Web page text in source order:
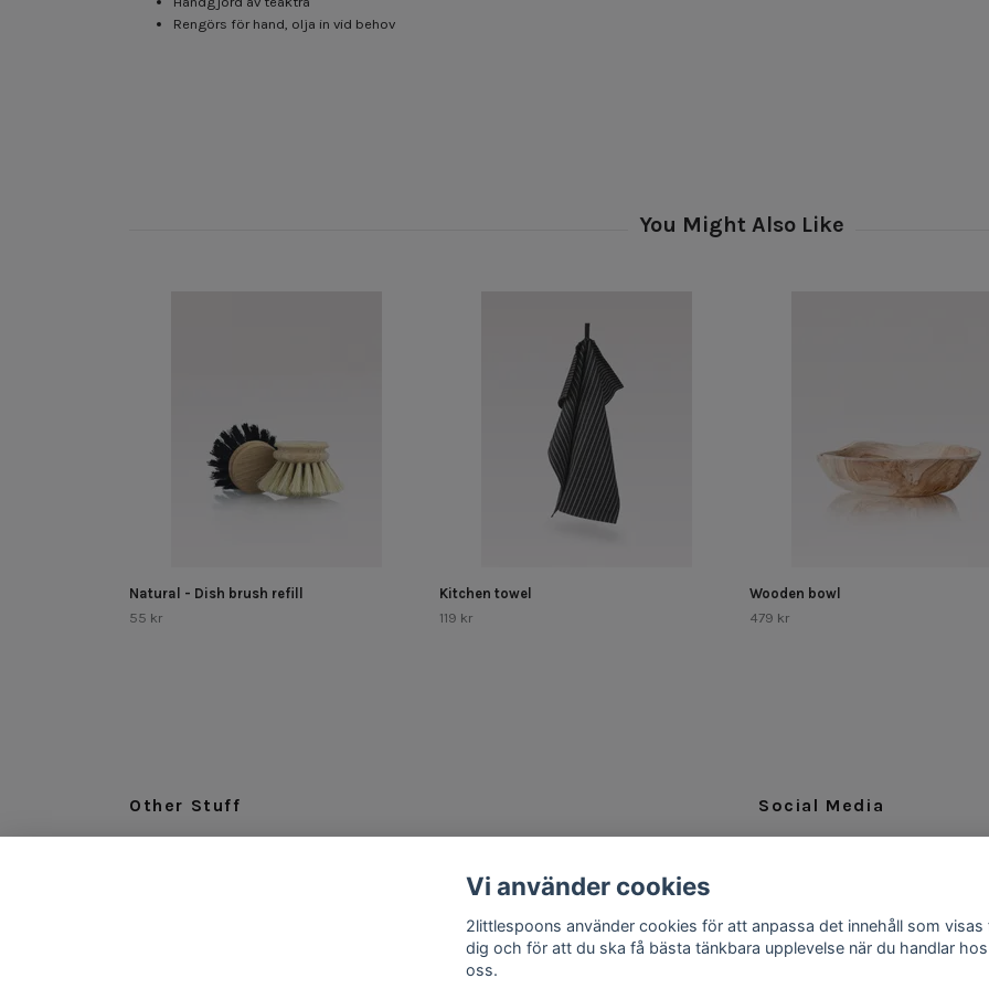
Rengörs för hand, olja in vid behov
Natural - Dish brush refill
55 kr
Kitchen towel
119 kr
Wooden bowl
479 kr
Other Stuff Social Media
Vi använder cookies
2littlespoons använder cookies för att anpassa det innehåll som visas
dig och för att du ska få bästa tänkbara upplevelse när du handlar hos
oss.